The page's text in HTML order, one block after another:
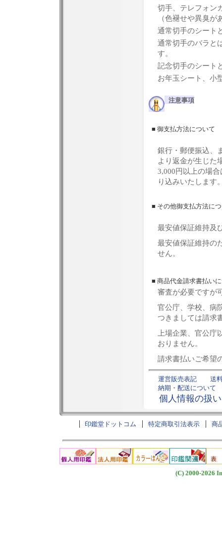
切手、テレフォン
（色褪せや異臭
通常切手のシート
通常切手のバラと
す。
記念切手のシート
お年玉シート、小
注意事項
■ 御支払方法について
銀行・郵便振込、
より返金が生じた
3,000円以上の場
り込みいたします
■ その他御支払方法に
最安値保証維持及
最安値保証維持の
せん。
■ 商品代金請求書払い
審査が必要ですが
官公庁、学校、病
つきましては請求
上場企業、官公
おりません。
請求書払いご希望
運営販売表記
送
納期・配送について
個人情報の扱い
印鑑堂ドットコム 特定商取引法表示 商
(C) 2000-2026